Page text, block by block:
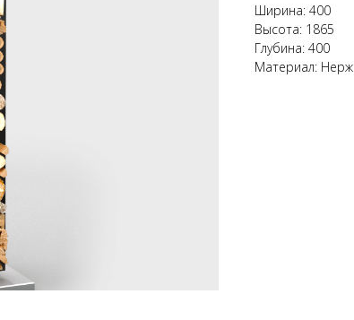
Ширина: 400
Высота: 1865
Глубина: 400
Материал: